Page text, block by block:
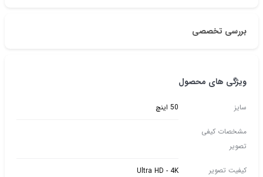
بررسی تخصصی
ویژگی های محصول
سایز 50 اینچ
مشخصات کیفی
تصویر
کیفیت تصویر Ultra HD - 4K